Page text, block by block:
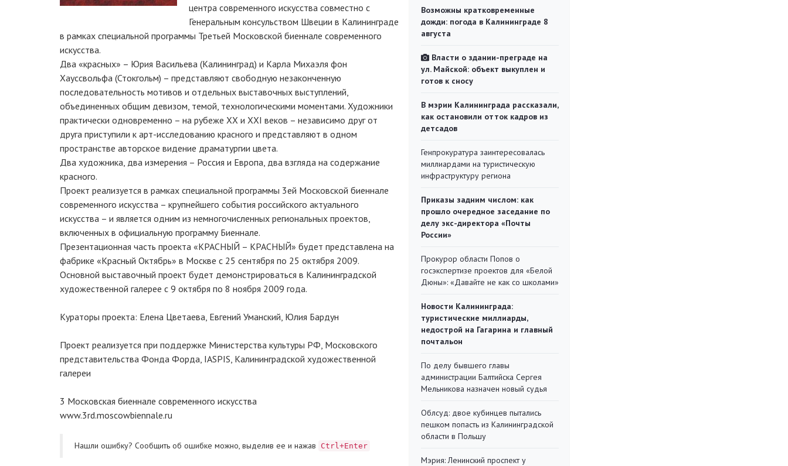
центра современного искусства совместно с
Генеральным консульством Швеции в Калининграде
в рамках специальной программы Третьей Московской биеннале современного
искусства.
Два «красных» – Юрия Васильева (Калининград) и Карла Михаэля фон
Хауссвольфа (Стокгольм) – представляют свободную незаконченную
последовательность мотивов и отдельных выставочных выступлений,
объединенных общим девизом, темой, технологическими моментами. Художники
практически одновременно – на рубеже XX и XXI веков – независимо друг от
друга приступили к арт-исследованию красного и представляют в одном
пространстве авторское видение драматургии цвета.
Два художника, два измерения – Россия и Европа, два взгляда на содержание
красного.
Проект реализуется в рамках специальной программы 3ей Московской биеннале
современного искусства – крупнейшего события российского актуального
искусства – и является одним из немногочисленных региональных проектов,
включенных в официальную программу Биеннале.
Презентационная часть проекта «КРАСНЫЙ – КРАСНЫЙ» будет представлена на
фабрике «Красный Октябрь» в Москве с 25 сентября по 25 октября 2009.
Основной выставочный проект будет демонстрироваться в Калининградской
художественной галерее с 9 октября по 8 ноября 2009 года.
Кураторы проекта: Елена Цветаева, Евгений Уманский, Юлия Бардун
Проект реализуется при поддержке Министерства культуры РФ, Московского
представительства Фонда Форда, IASPIS, Калининградской художественной
галереи
3 Московская биеннале современного искусства
www.3rd.moscowbiennale.ru
Нашли ошибку? Cообщить об ошибке можно, выделив ее и нажав Ctrl+Enter
Возможны кратковременные
дожди: погода в Калининграде 8
августа
Власти о здании-преграде на
ул. Майской: объект выкуплен и
готов к сносу
В мэрии Калининграда рассказали,
как остановили отток кадров из
детсадов
Генпрокуратура заинтересовалась
миллиардами на туристическую
инфраструктуру региона
Приказы задним числом: как
прошло очередное заседание по
делу экс-директора «Почты
России»
Прокурор области Попов о
госэкспертизе проектов для «Белой
Дюны»: «Давайте не как со школами»
Новости Калининграда:
туристические миллиарды,
недострой на Гагарина и главный
почтальон
По делу бывшего главы
администрации Балтийска Сергея
Мельникова назначен новый судья
Облсуд: двое кубинцев пытались
пешком попасть из Калининградской
области в Польшу
Мэрия: Ленинский проспект у